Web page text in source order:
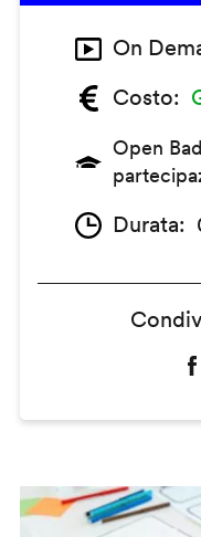
On
Costo
Open
Durata